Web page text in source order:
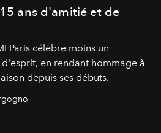
ans d'amitié et de
Paris célèbre moins un
en rendant hommage à
depuis ses débuts.